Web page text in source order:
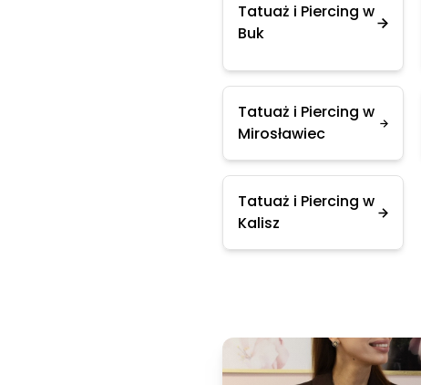
Tatuaż i Piercing w
Buk
Tatuaż i Piercing w
Mirosławiec
Tatuaż i Piercing w
Kalisz